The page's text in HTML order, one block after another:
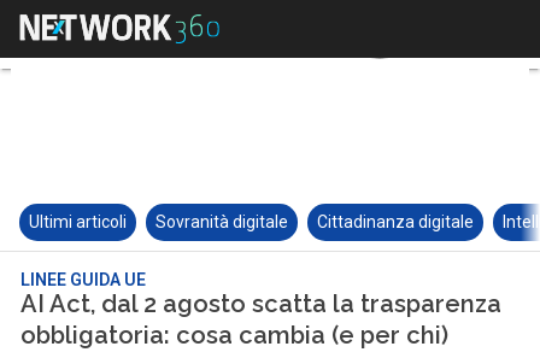
Ultimi articoli Sovranità digitale Cittadinanza digitale
LINEE GUIDA UE
AI Act, dal 2 agosto scatta la trasparenza
obbligatoria: cosa cambia (e per chi)